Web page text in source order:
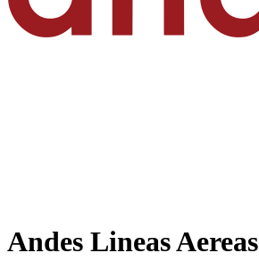
Andes Lineas Aereas